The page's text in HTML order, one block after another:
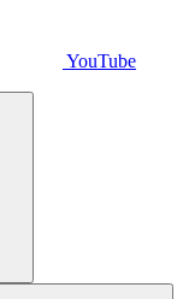
YouTube